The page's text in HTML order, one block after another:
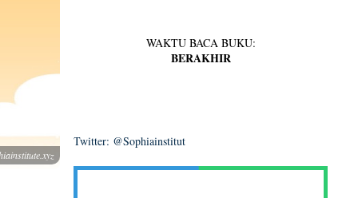
WAKTU BACA BUKU:
BERAKHIR
Twitter: @Sophiainstitut